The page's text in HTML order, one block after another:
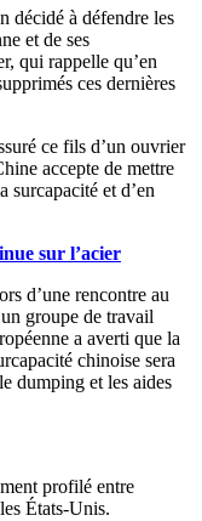
décidé à défendre les
et de ses
qui rappelle qu’en
ces dernières
ce fils d’un ouvrier
accepte de mettre
surcapacité et d’en
sur l’acier
d’une rencontre au
groupe de travail
a averti que la
chinoise sera
dumping et les aides
profilé entre
États-Unis.